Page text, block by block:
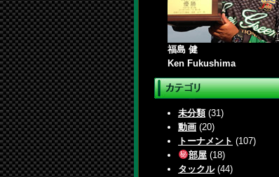
福島 健
Ken Fukushima
未分類(31)
動画 (20)
トーナメント (107)
部屋(18)
タックル(44)